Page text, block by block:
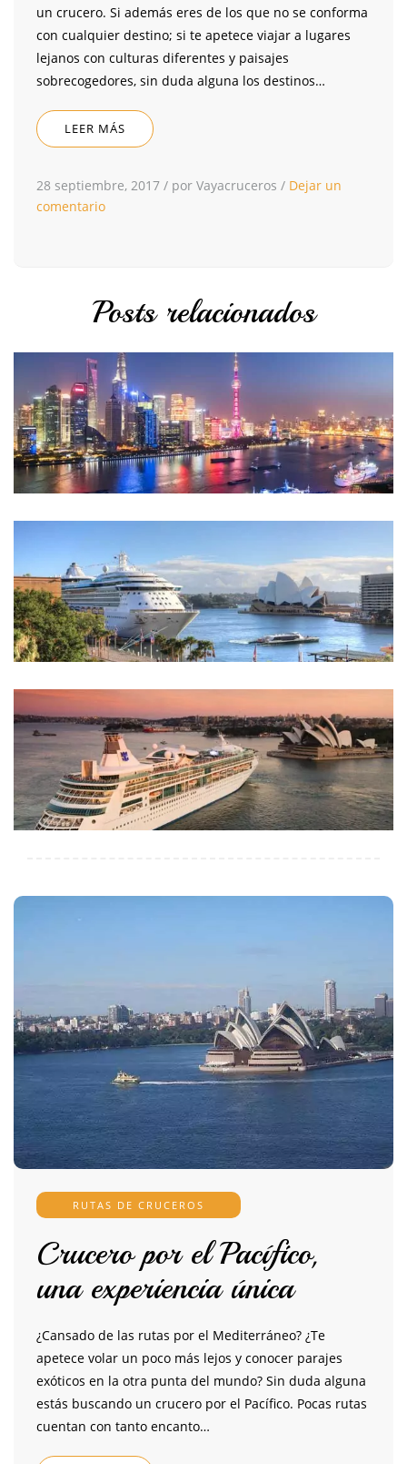
un crucero. Si además eres de los que no se conforma
con cualquier destino; si te apetece viajar a lugares
lejanos con culturas diferentes y paisajes
sobrecogedores, sin duda alguna los destinos…
LEER MÁS
28 septiembre, 2017 / por Vayacruceros / Dejar un
comentario
Posts relacionados
RUTAS DE CRUCEROS
Crucero por el Pacífico,
una experiencia única
¿Cansado de las rutas por el Mediterráneo? ¿Te
apetece volar un poco más lejos y conocer parajes
exóticos en la otra punta del mundo? Sin duda alguna
estás buscando un crucero por el Pacífico. Pocas rutas
cuentan con tanto encanto…